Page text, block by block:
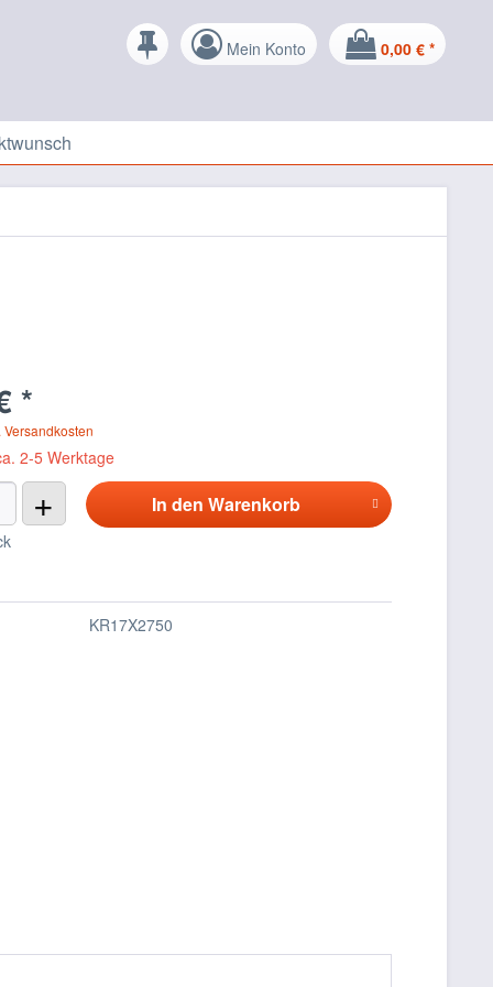
Mein Konto 0,00 € *
*
Versandkosten
2-5 Werktage
+ In den Warenkorb
KR17X2750